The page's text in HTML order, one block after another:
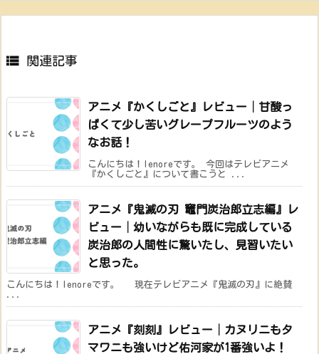
 関連記事
アニメ『かくしごと』レビュー│甘酸っ
ぱくて少し苦いグレープフルーツのよう
なお話！
こんにちは！lenoreです。 今回はテレビアニメ
『かくしごと』について書こうと ...
アニメ『鬼滅の刃 竈門炭治郎立志編』レ
ビュー│幼いながらも既に完成している
炭治郎の人間性に驚いたし、見習いたい
と思った。
こんにちは！lenoreです。 現在テレビアニメ『鬼滅の刃』に絶賛
...
アニメ『刻刻』レビュー│カヌリニもタ
マワニも強いけど佑河家が1番強いよ！